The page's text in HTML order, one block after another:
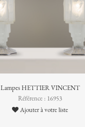
Lampes HETTIER VINCENT
Référence : 16953
Ajouter à votre liste